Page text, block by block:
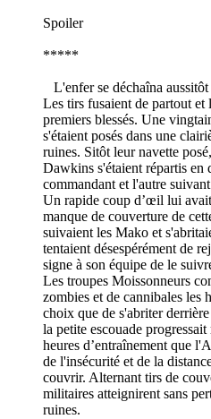
Spoiler
*****
L'enfer se déchaîna
Les tirs fusaient de partout et
premiers blessés. Une
s'étaient posés dans une
ruines. Sitôt leur navette
Dawkins s'étaient répartis en
commandant et l'autre
Un rapide coup d’œil lui
manque de couverture de
suivaient les Mako et
tentaient désespérément de
signe à son équipe de le
Les troupes Moissonneurs
zombies et de cannibales les
choix que de s'abriter
la petite escouade
heures d’entraînement que
de l'insécurité et de la
couvrir. Alternant tirs de
militaires atteignirent sans
ruines.